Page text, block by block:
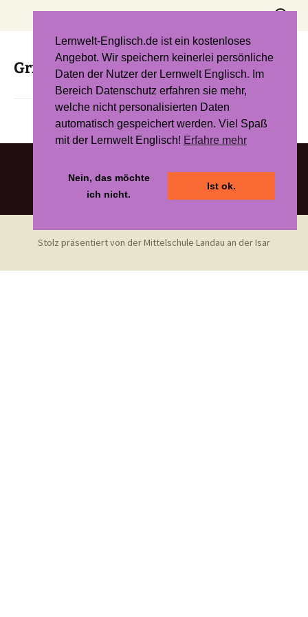
Suchen
Grid – Blue Line 6: Unit 2
Stolz präsentiert von der Mittelschule Landau an der Isar
Lernwelt-Englisch.de ist ein kostenloses
Angebot. Wir speichern keinerlei persönliche
Daten der Nutzer der Lernwelt Englisch. Im
Bereich Datenschutz erfahren sie mehr,
welche nicht personalisierten Daten
automatisch gespeichert werden. Viel Spaß
mit der Lernwelt Englisch! Erfahre mehr
Nein, das möchte
ich nicht.
Ist ok.